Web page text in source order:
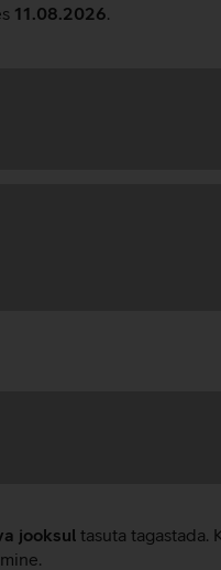
11.08.2026
jooksul tasuta tagastada.